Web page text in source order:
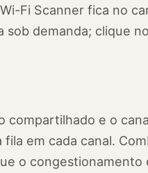
Fi Scanner fica no
sob demanda; clique
compartilhado e o
fila em cada canal.
o